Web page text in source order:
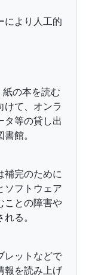
により人工的
紙の本を読む
けて、オンラ
タ等の貸し出
館。
補完のために
ソフトウェア
ことの障害や
る。
レットなどで
報を読み上げ